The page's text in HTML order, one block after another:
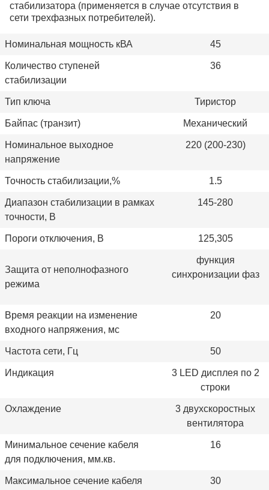
стабилизатора (применяется в случае отсутствия в
сети трехфазных потребителей).
Номинальная мощность кВА 45
Количество ступеней
стабилизации
36
Тип ключа Тиристор
Байпас (транзит) Механический
Номинальное выходное
напряжение
220 (200-230)
Точность стабилизации,% 1.5
Диапазон стабилизации в рамках
точности, В
145-280
Пороги отключения, В 125,305
Защита от неполнофазного
режима
функция
синхронизации фаз
Время реакции на изменение
входного напряжения, мс
20
Частота сети, Гц 50
Индикация
3 LED дисплея по 2
строки
Охлаждение
3 двухскоростных
вентилятора
Минимальное сечение кабеля
для подключения, мм.кв.
16
Максимальное сечение кабеля 30